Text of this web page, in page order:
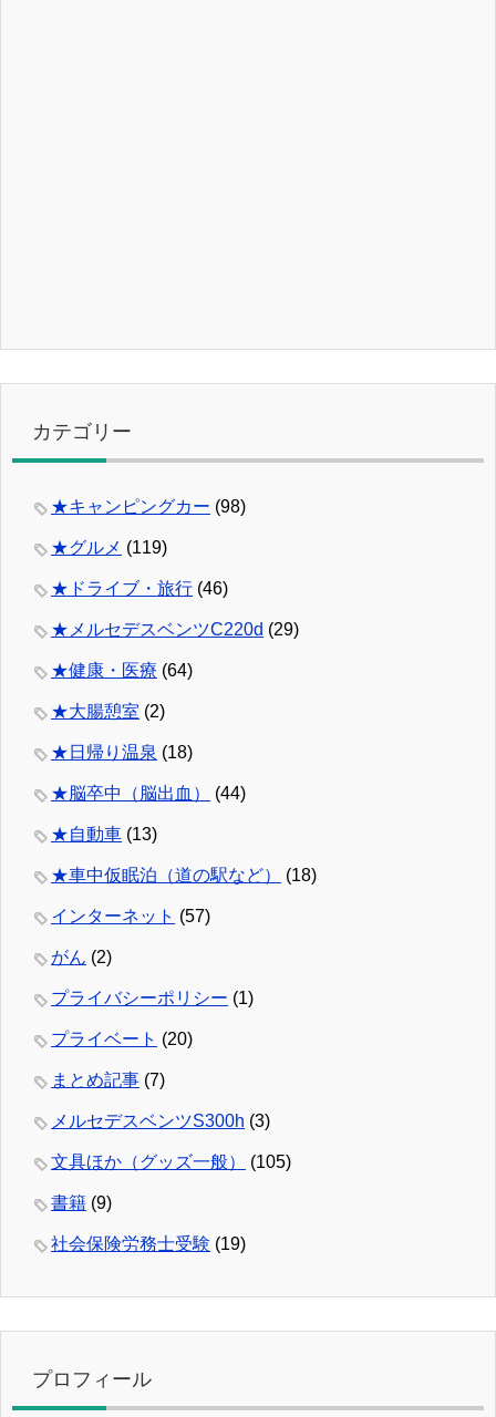
カテゴリー
★キャンピングカー (98)
★グルメ (119)
★ドライブ・旅行 (46)
★メルセデスベンツC220d (29)
★健康・医療 (64)
★大腸憩室 (2)
★日帰り温泉 (18)
★脳卒中（脳出血） (44)
★自動車 (13)
★車中仮眠泊（道の駅など） (18)
インターネット (57)
がん (2)
プライバシーポリシー (1)
プライベート (20)
まとめ記事 (7)
メルセデスベンツS300h (3)
文具ほか（グッズ一般） (105)
書籍 (9)
社会保険労務士受験 (19)
プロフィール